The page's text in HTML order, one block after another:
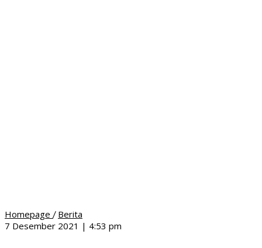
Homepage / Berita
Lagi,
Begini
7 Desember 2021 | 4:53 pm